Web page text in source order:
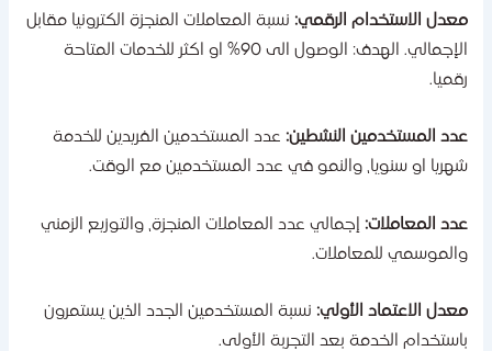
الاستخدام الرقمي:نسبة المعاملات المنجزة الكترونيا مقابل
الإجمالي. الهدف: الوصول الى 90% او اكثر للخدمات المتاحة
المستخدمين النشطين:عدد المستخدمين الفريدين للخدمة
او سنويا، والنمو في عدد المستخدمين مع الوقت.
المعاملات:إجمالي عدد المعاملات المنجزة، والتوزيع الزمني
للمعاملات.
الاعتماد الأولي:نسبة المستخدمين الجدد الذين يستمرون
الخدمة بعد التجربة الأولى.